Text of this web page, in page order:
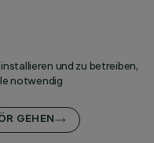
und zu betreiben,
notwendig
GEHEN